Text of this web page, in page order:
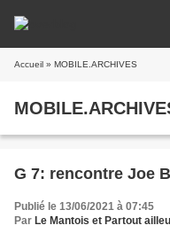
Accueil » MOBILE.ARCHIVES
G 7: rencontre Joe
Publié le 13/06/2021 à 07:45
Par Le Mantois et Partout